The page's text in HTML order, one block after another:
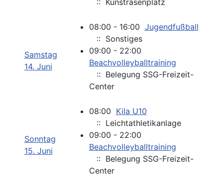
Samstag
14. Juni
08:00 - 16:00 Jugendfußball
:: Sonstiges
09:00 - 22:00
Beachvolleyballtraining
:: Belegung SSG-Freizeit-
Center
Sonntag
15. Juni
08:00 Kila U10
:: Leichtathletikanlage
09:00 - 22:00
Beachvolleyballtraining
:: Belegung SSG-Freizeit-
Center